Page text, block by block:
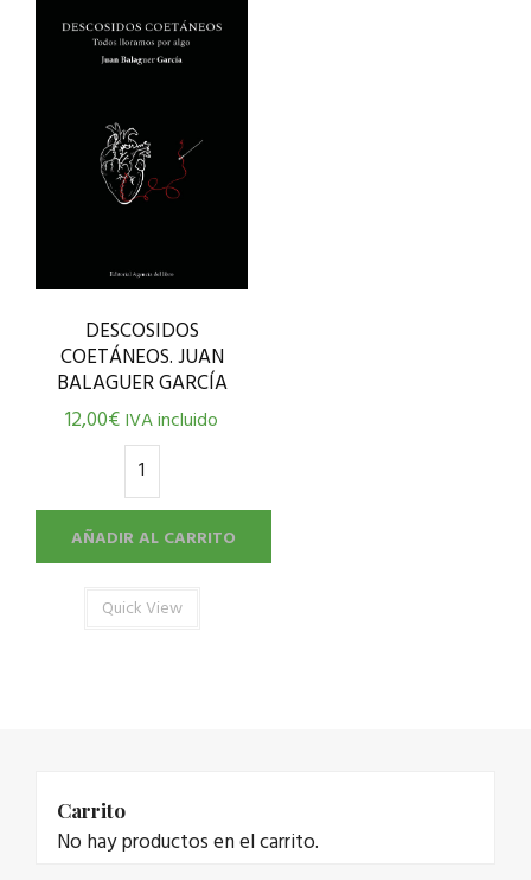
DESCOSIDOS
COETÁNEOS. JUAN
BALAGUER GARCÍA
12,00€IVA incluido
AÑADIR AL CARRITO
Quick View
Carrito
No hay productos en el carrito.